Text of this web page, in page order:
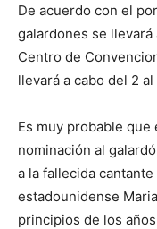
De acuerdo con el
galardones se
Centro de
llevará a cabo del 2
Es muy probable
nominación al
a la fallecida
estadounidense
principios de los